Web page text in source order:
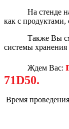
На стенде
как с
Также Вы
системы хранения
Ждем Вас:
71D50.
Время
24